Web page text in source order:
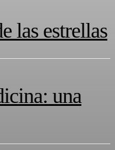
las estrellas
una